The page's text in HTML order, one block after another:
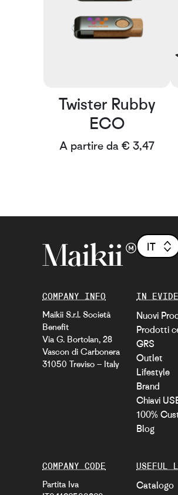
Twister Rubby
ECO
A partire da € 3,47
COMPANY INFO
Maikii S.r.l. Società
Benefit
Via G. Bortolan, 28
Vascon di Carbonera
31050 Treviso – Italy
IN
Nuovi
Prodotti
GRS
Outlet
Lifestyle
Brand
Chiavi
100%
Blog
USEFUL
Catalogo
COMPANY CODE
Partita Iva
IT